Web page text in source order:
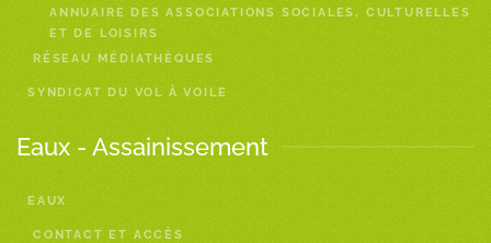
ANNUAIRE DES ASSOCIATIONS SOCIALES, CULTURELLES
ET DE LOISIRS
RÉSEAU MÉDIATHÈQUES
SYNDICAT DU VOL À VOILE
Eaux - Assainissement
EAUX
CONTACT ET ACCÈS